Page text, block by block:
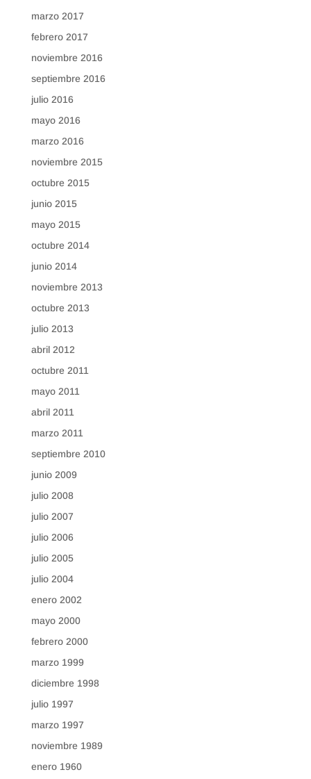
marzo 2017
febrero 2017
noviembre 2016
septiembre 2016
julio 2016
mayo 2016
marzo 2016
noviembre 2015
octubre 2015
junio 2015
mayo 2015
octubre 2014
junio 2014
noviembre 2013
octubre 2013
julio 2013
abril 2012
octubre 2011
mayo 2011
abril 2011
marzo 2011
septiembre 2010
junio 2009
julio 2008
julio 2007
julio 2006
julio 2005
julio 2004
enero 2002
mayo 2000
febrero 2000
marzo 1999
diciembre 1998
julio 1997
marzo 1997
noviembre 1989
enero 1960